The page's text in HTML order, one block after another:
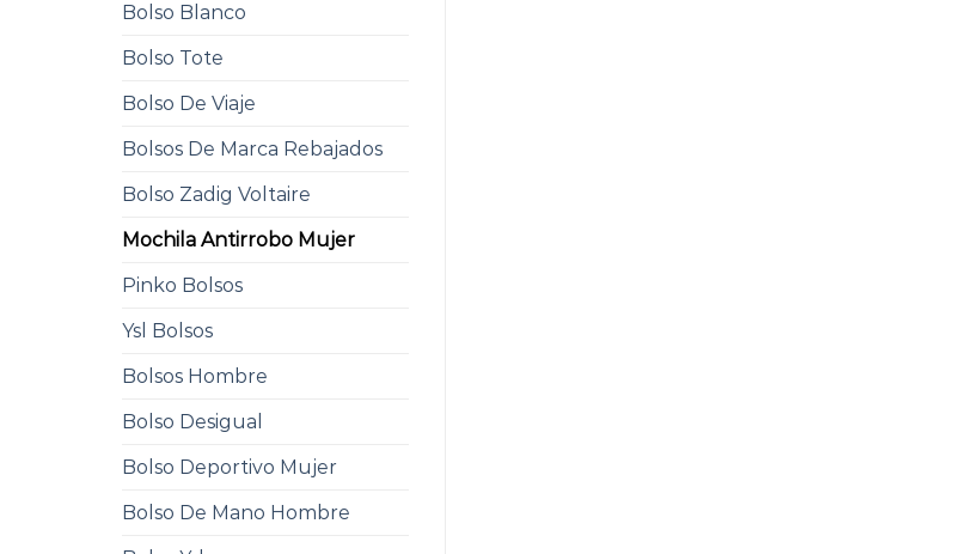
Bolso Blanco
Bolso Tote
Bolso De Viaje
Bolsos De Marca Rebajados
Bolso Zadig Voltaire
Mochila Antirrobo Mujer
Pinko Bolsos
Ysl Bolsos
Bolsos Hombre
Bolso Desigual
Bolso Deportivo Mujer
Bolso De Mano Hombre